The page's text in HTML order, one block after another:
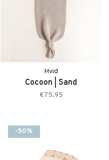
Hvid
Cocoon | Sand
€75,95
-50%